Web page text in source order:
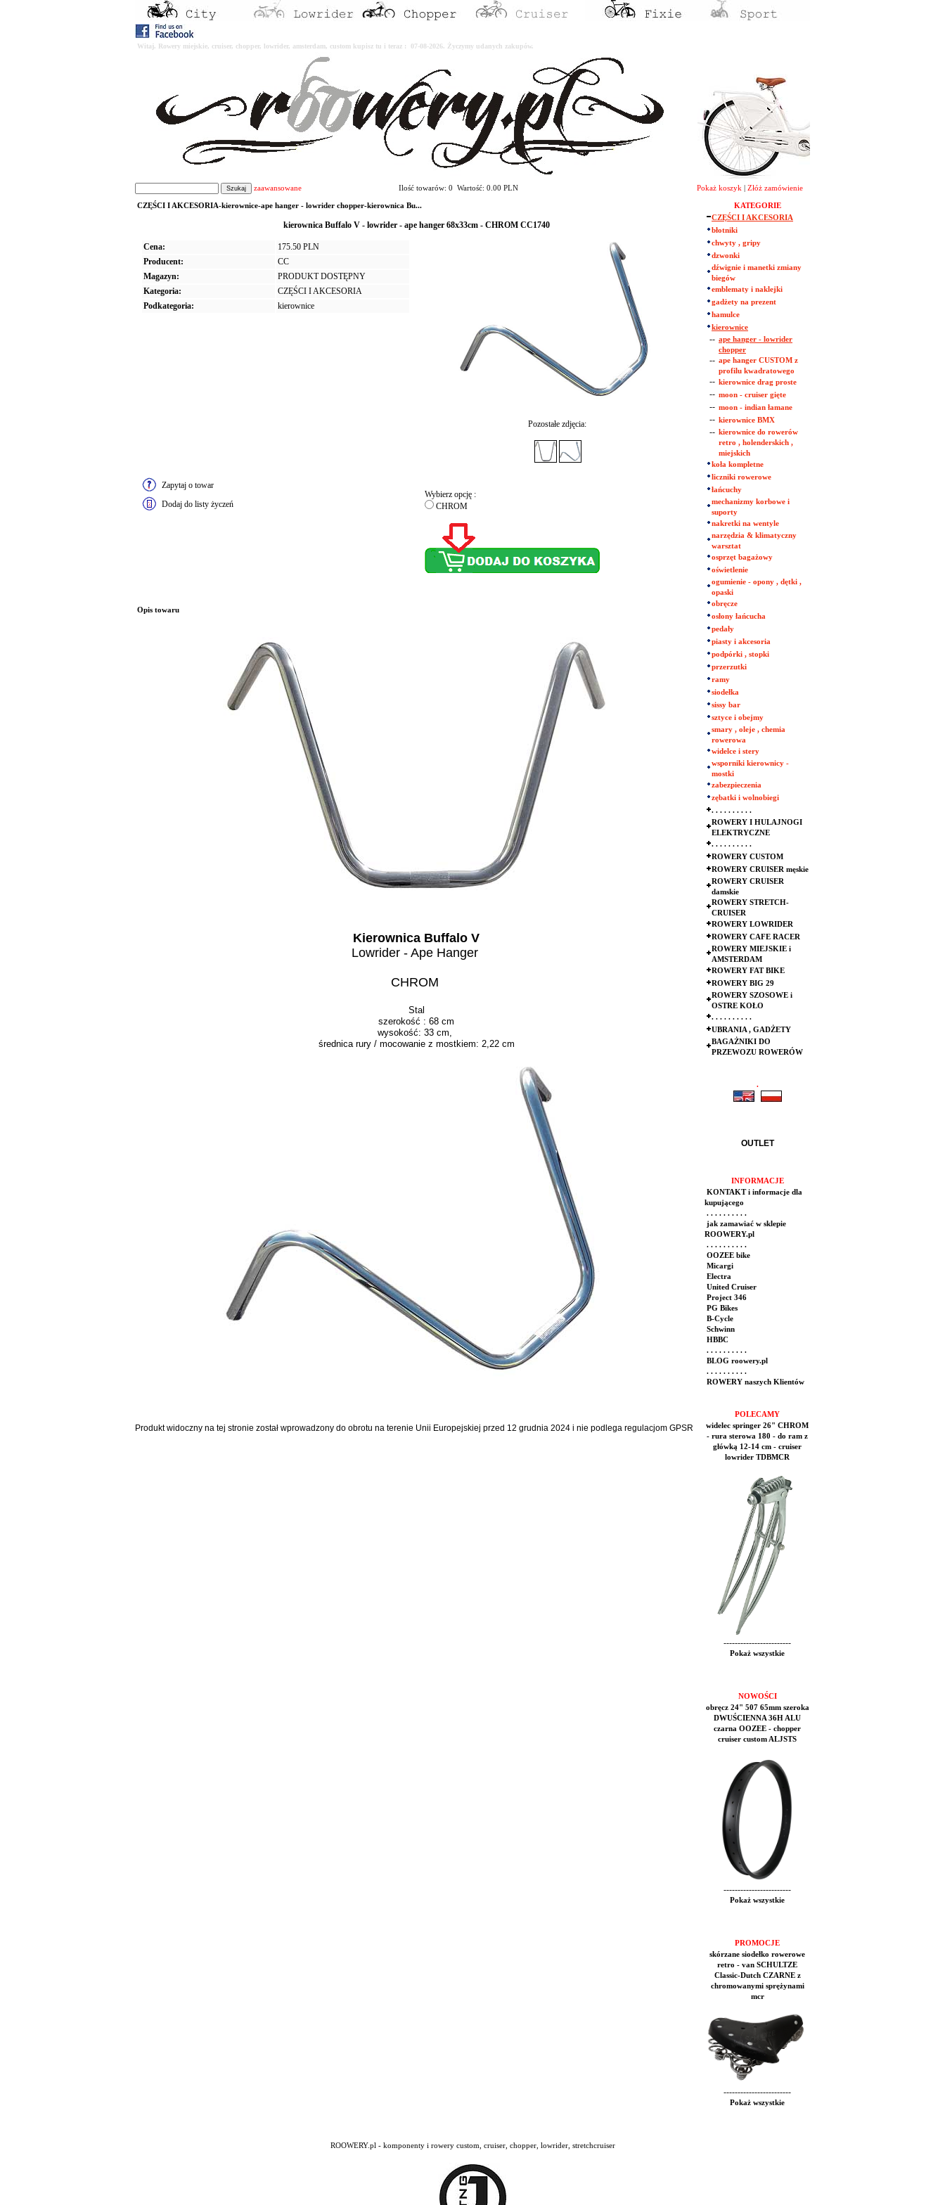
Witaj. Rowery miejskie, cruiser, chopper, lowrider, amsterdam, custom kupisz tu i teraz : 07-08-2026. Życzymy udanych zakupów.
zaawansowane Ilość towarów: 0 Wartość: 0.00 PLN Pokaż koszyk Złóż zamówienie
CZĘŚCI I AKCESORIA-kierownice-ape hanger - lowrider chopper-kierownica Bu...
kierownica Buffalo V - lowrider - ape hanger 68x33cm - CHROM CC1740
Cena:
175.50 PLN
Producent:
CC
Magazyn:
PRODUKT DOSTĘPNY
Kategoria:
CZĘŚCI I AKCESORIA
Podkategoria:
kierownice
Pozostałe zdjęcia:
Zapytaj o towar
Dodaj do listy życzeń
Wybierz opcję :
CHROM
Opis towaru
Kierownica Buffalo V
Lowrider - Ape Hanger
CHROM
Stal
szerokość : 68 cm
wysokość: 33 cm,
średnica rury / mocowanie z mostkiem: 2,22 cm
Produkt widoczny na tej stronie został wprowadzony do obrotu na terenie Unii Europejskiej przed 12 grudnia 2024 i nie podlega regulacjom GPSR
KATEGORIE
CZĘŚCI I AKCESORIA
błotniki
chwyty , gripy
dzwonki
dźwignie i manetki zmiany
biegów
emblematy i naklejki
gadżety na prezent
hamulce
kierownice
-- ape hanger - lowrider
chopper
-- ape hanger CUSTOM z
profilu kwadratowego
-- kierownice drag proste
-- moon - cruiser gięte
-- moon - indian łamane
-- kierownice BMX
-- kierownice do rowerów
retro , holenderskich ,
miejskich
koła kompletne
liczniki rowerowe
łańcuchy
mechanizmy korbowe i
suporty
nakretki na wentyle
narzędzia & klimatyczny
warsztat
osprzęt bagażowy
oświetlenie
ogumienie - opony , dętki ,
opaski
obręcze
osłony łańcucha
pedały
piasty i akcesoria
podpórki , stopki
przerzutki
ramy
siodełka
sissy bar
sztyce i obejmy
smary , oleje , chemia
rowerowa
widelce i stery
wsporniki kierownicy -
mostki
zabezpieczenia
zębatki i wolnobiegi
. . . . . . . . . .
ROWERY I HULAJNOGI
ELEKTRYCZNE
. . . . . . . . . .
ROWERY CUSTOM
ROWERY CRUISER męskie
ROWERY CRUISER
damskie
ROWERY STRETCH-
CRUISER
ROWERY LOWRIDER
ROWERY CAFE RACER
ROWERY MIEJSKIE i
AMSTERDAM
ROWERY FAT BIKE
ROWERY BIG 29
ROWERY SZOSOWE i
OSTRE KOŁO
. . . . . . . . . .
UBRANIA , GADŻETY
BAGAŻNIKI DO
PRZEWOZU ROWERÓW
.
OUTLET
INFORMACJE
KONTAKT i informacje dla
kupującego
. . . . . . . . . .
jak zamawiać w sklepie
ROOWERY.pl
. . . . . . . . . .
OOZEE bike
Micargi
Electra
United Cruiser
Project 346
PG Bikes
B-Cycle
Schwinn
HBBC
. . . . . . . . . .
BLOG roowery.pl
. . . . . . . . . .
ROWERY naszych Klientów
POLECAMY
widelec springer 26" CHROM
- rura sterowa 180 - do ram z
główką 12-14 cm - cruiser
lowrider TDBMCR
------------------------
Pokaż wszystkie
NOWOŚCI
obręcz 24" 507 65mm szeroka
DWUŚCIENNA 36H ALU
czarna OOZEE - chopper
cruiser custom ALJSTS
------------------------
Pokaż wszystkie
PROMOCJE
skórzane siodełko rowerowe
retro - van SCHULTZE
Classic-Dutch CZARNE z
chromowanymi sprężynami
mcr
------------------------
Pokaż wszystkie
ROOWERY.pl - komponenty i rowery custom, cruiser, chopper, lowrider, stretchcruiser